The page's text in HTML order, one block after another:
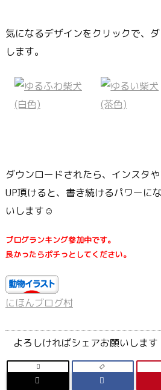
気になるデザインをクリックで、
します。
ダウンロードされたら、インスタ
UP頂けると、書き続けるパワーに
いします☺
ブログランキング参加中です。
良かったらポチっとしてください。
にほんブログ村
よろしければシェアお願いします
